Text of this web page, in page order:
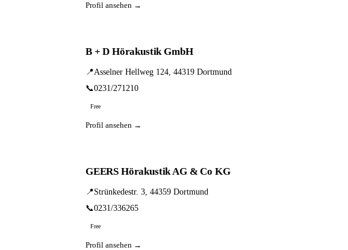
Profil ansehen →
B + D Hörakustik GmbH
📍Asselner Hellweg 124, 44319 Dortmund
📞0231/271210
Free
Profil ansehen →
GEERS Hörakustik AG & Co KG
📍Strünkedestr. 3, 44359 Dortmund
📞0231/336265
Free
Profil ansehen →